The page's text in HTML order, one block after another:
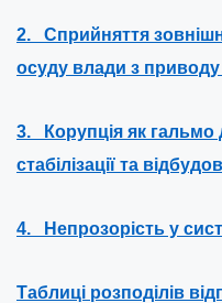
2. Сприйняття
осуду влади з приводу
3. Корупція як гальмо
стабілізації та
4. Непрозорість у
Таблиці розподілів